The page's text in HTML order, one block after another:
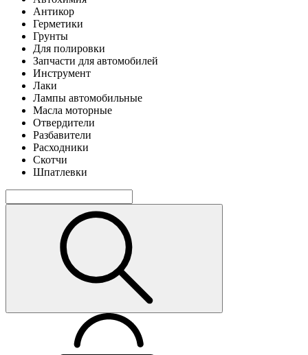
Антикор
Герметики
Грунты
Для полировки
Запчасти для автомобилей
Инструмент
Лаки
Лампы автомобильные
Масла моторные
Отвердители
Разбавители
Расходники
Скотчи
Шпатлевки